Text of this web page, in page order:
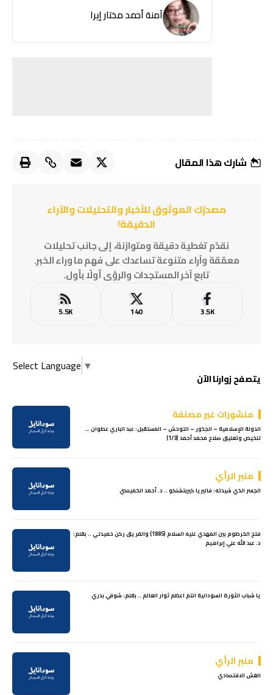
آمنة أحمد مختار إيرا
شارك هذا المقال
مصدرُك الموثوق للأخبار والتحليلات والآراء
الدقيقة!
نقدّم تغطية دقيقة ومتوازنة، إلى جانب تحليلات
معمّقة وآراء متنوعة تساعدك على فهم ما وراء الخبر.
تابع آخر المستجدات والرؤى أولًا بأول.
3.5K
140
5.5K
Select Language ▼
يتصفح زوارنا الآن
منشورات غير مصنفة
الدولة الإسلامية – الجذور – التوحش – المستقبل: عبد الباري عطوان …
تلخيص وتعليق صلاح محمد أحمد (1/3)
منبر الرأي
الجسر الذي شيدته: فاليريا كيربتشنكو .. د. أحمد الخميسي
فتح الخرطوم بين المهدي عليه السلام (1885) والفريق ركن حميدتي .. بقلم:
د. عبد الله علي إبراهيم
يا شباب الثورة السودانية انتم اعظم ثوار العالم .. بقلم: شوقي بدري
منبر الرأي
الغش الاقتصادي